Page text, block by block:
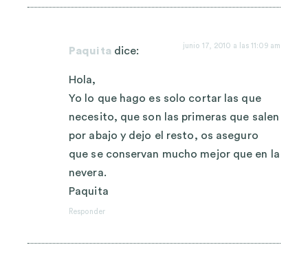
Paquita dice: junio 17, 2010 a las 11:09 am
Hola,
Yo lo que hago es solo cortar las que
necesito, que son las primeras que salen
por abajo y dejo el resto, os aseguro
que se conservan mucho mejor que en la
nevera.
Paquita
Responder